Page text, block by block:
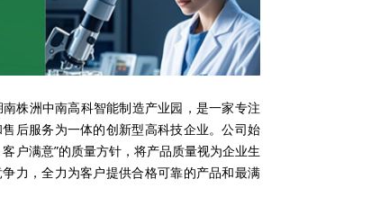
洲中南高科智能制造产业园，是一家专注
后服务为一体的创新型高科技企业。公司始
户满意”的质量方针，将产品质量视为企业生
力，全力为客户提供合格可靠的产品和最满